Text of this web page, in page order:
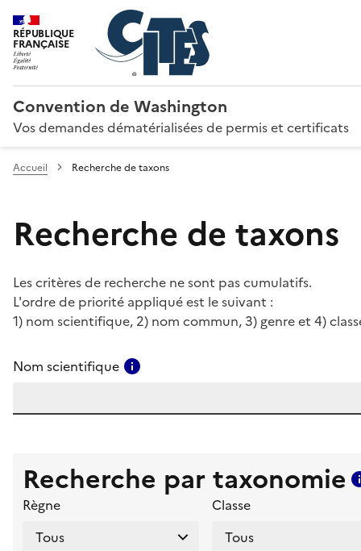
RÉPUBLIQUE
FRANÇAISE
Convention de Washington
Vos demandes dématérialisées de permis et certificats
Accueil Recherche de taxons
Recherche de taxons
Les critères de recherche ne sont pas cumulatifs.
L'ordre de priorité appliqué est le suivant :
1) nom scientifique, 2) nom commun, 3) genre et 4)
Nom scientifique
Recherche par taxonomie
Règne Classe